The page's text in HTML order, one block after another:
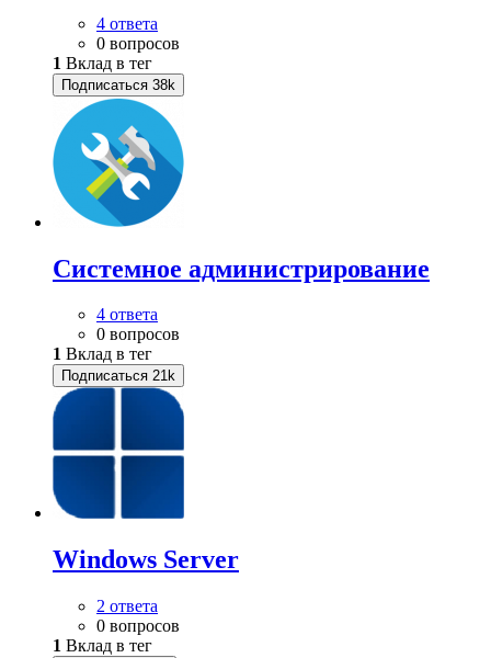
4 ответа
0 вопросов
1 Вклад в тег
Подписаться 38k
Системное администрирование
4 ответа
0 вопросов
1 Вклад в тег
Подписаться 21k
Windows Server
2 ответа
0 вопросов
1 Вклад в тег